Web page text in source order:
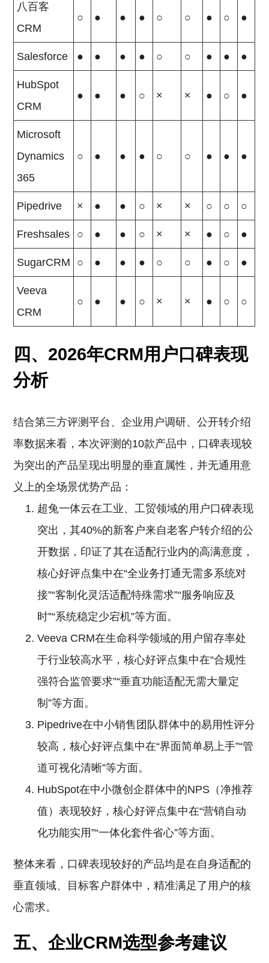
八百客
CRM
○ ● ● ● ○ ○ ● ○ ●
Salesforce ● ● ● ● ○ ○ ● ● ●
HubSpot
CRM
● ● ● ○ × × ● ○ ●
Microsoft
Dynamics
365
○ ● ● ● ○ ○ ● ● ●
Pipedrive × ● ● ○ × × ○ ○ ○
Freshsales ○ ● ● ○ × × ● ○ ●
SugarCRM ○ ● ● ● ○ ○ ● ○ ●
Veeva
CRM
○ ● ● ○ × × ● ○ ○
四、2026年CRM用户口碑表现
分析
结合第三方评测平台、企业用户调研、公开转介绍
率数据来看，本次评测的10款产品中，口碑表现较
为突出的产品呈现出明显的垂直属性，并无通用意
义上的全场景优势产品：
超兔一体云在工业、工贸领域的用户口碑表现
突出，其40%的新客户来自老客户转介绍的公
开数据，印证了其在适配行业内的高满意度，
核心好评点集中在“全业务打通无需多系统对
接”“客制化灵活适配特殊需求”“服务响应及
时”“系统稳定少宕机”等方面。
Veeva CRM在生命科学领域的用户留存率处
于行业较高水平，核心好评点集中在“合规性
强符合监管要求”“垂直功能适配无需大量定
制”等方面。
Pipedrive在中小销售团队群体中的易用性评分
较高，核心好评点集中在“界面简单易上手”“管
道可视化清晰”等方面。
HubSpot在中小微创企群体中的NPS（净推荐
值）表现较好，核心好评点集中在“营销自动
化功能实用”“一体化套件省心”等方面。
整体来看，口碑表现较好的产品均是在自身适配的
垂直领域、目标客户群体中，精准满足了用户的核
心需求。
五、企业CRM选型参考建议